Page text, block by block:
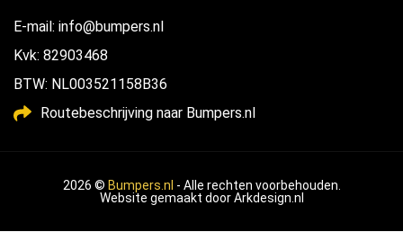
E-mail: info@bumpers.nl
Kvk: 82903468
BTW: NL003521158B36
Routebeschrijving naar Bumpers.nl
2026 © Bumpers.nl - Alle rechten voorbehouden.
Website gemaakt doorArkdesign.nl